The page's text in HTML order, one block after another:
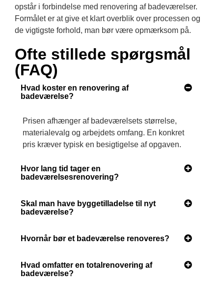
Ofte stillede spørgsmål
(FAQ)
Hvad koster en renovering af
badeværelse?
Prisen afhænger af badeværelsets størrelse,
materialevalg og arbejdets omfang. En konkret
pris kræver typisk en besigtigelse af opgaven.
Hvor lang tid tager en
badeværelsesrenovering?
Skal man have byggetilladelse til nyt
badeværelse?
Hvornår bør et badeværelse renoveres?
Hvad omfatter en totalrenovering af
badeværelse?
opstår i forbindelse med renovering af badeværelser.
Formålet er at give et klart overblik over processen og
de vigtigste forhold, man bør være opmærksom på.